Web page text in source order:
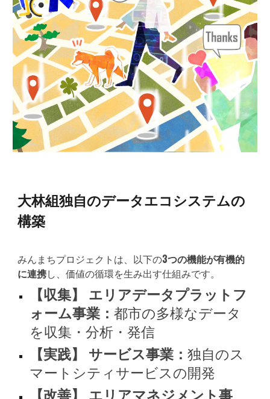
大林組独自のデータエコシステムの
構築
みんまちプロジェクトは、以下の3つの機能が有機的
に連携し、価値の循環を生み出す仕組みです。
【収集】 エリアデータプラットフ
ォーム事業：都市の多様なデータ
を収集・分析・発信
【実践】 サービス事業：独自のス
マートシティサービスの開発
【改善】 エリアマネジメント事